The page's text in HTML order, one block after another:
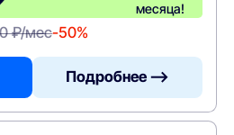
месяца!
₽/мес-50%
Подробнее —>